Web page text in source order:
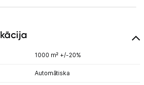
tehnika
1000 m² +/-20%
Automātiska